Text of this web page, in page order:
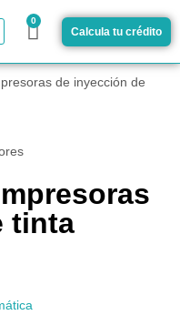
0
Calcula tu crédito
de inyección de
tinta